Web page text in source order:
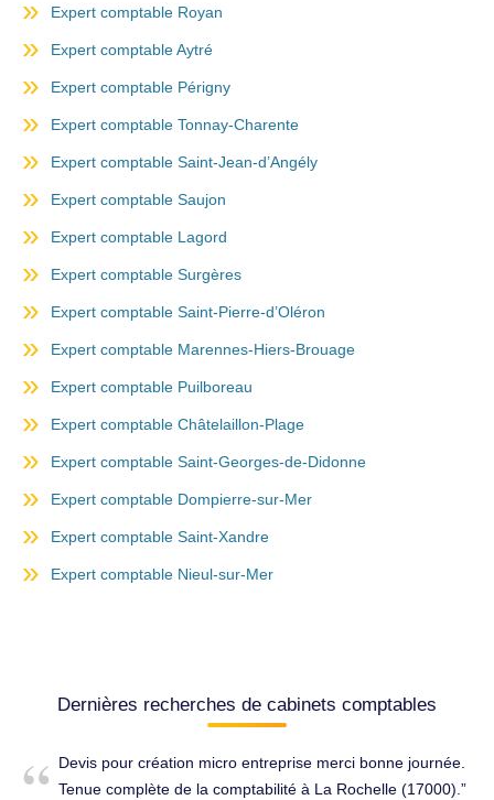
Expert comptable Royan
Expert comptable Aytré
Expert comptable Périgny
Expert comptable Tonnay-Charente
Expert comptable Saint-Jean-d’Angély
Expert comptable Saujon
Expert comptable Lagord
Expert comptable Surgères
Expert comptable Saint-Pierre-d’Oléron
Expert comptable Marennes-Hiers-Brouage
Expert comptable Puilboreau
Expert comptable Châtelaillon-Plage
Expert comptable Saint-Georges-de-Didonne
Expert comptable Dompierre-sur-Mer
Expert comptable Saint-Xandre
Expert comptable Nieul-sur-Mer
Dernières recherches de cabinets comptables
Devis pour création micro entreprise merci bonne journée.
Tenue complète de la comptabilité à La Rochelle (17000).